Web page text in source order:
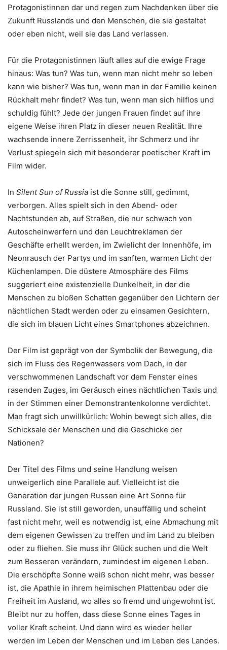
Protagonistinnen dar und regen zum Nachdenken über die
Zukunft Russlands und den Menschen, die sie gestaltet
oder eben nicht, weil sie das Land verlassen.
Für die Protagonistinnen läuft alles auf die ewige Frage
hinaus: Was tun? Was tun, wenn man nicht mehr so leben
kann wie bisher? Was tun, wenn man in der Familie keinen
Rückhalt mehr findet? Was tun, wenn man sich hilflos und
schuldig fühlt? Jede der jungen Frauen findet auf ihre
eigene Weise ihren Platz in dieser neuen Realität. Ihre
wachsende innere Zerrissenheit, ihr Schmerz und ihr
Verlust spiegeln sich mit besonderer poetischer Kraft im
Film wider.
In Silent Sun of Russia ist die Sonne still, gedimmt,
verborgen. Alles spielt sich in den Abend- oder
Nachtstunden ab, auf Straßen, die nur schwach von
Autoscheinwerfern und den Leuchtreklamen der
Geschäfte erhellt werden, im Zwielicht der Innenhöfe, im
Neonrausch der Partys und im sanften, warmen Licht der
Küchenlampen. Die düstere Atmosphäre des Films
suggeriert eine existenzielle Dunkelheit, in der die
Menschen zu bloßen Schatten gegenüber den Lichtern der
nächtlichen Stadt werden oder zu einsamen Gesichtern,
die sich im blauen Licht eines Smartphones abzeichnen.
Der Film ist geprägt von der Symbolik der Bewegung, die
sich im Fluss des Regenwassers vom Dach, in der
verschwommenen Landschaft vor dem Fenster eines
rasenden Zuges, im Geräusch eines nächtlichen Taxis und
in der Stimmen einer Demonstrantenkolonne verdichtet.
Man fragt sich unwillkürlich: Wohin bewegt sich alles, die
Schicksale der Menschen und die Geschicke der
Nationen?
Der Titel des Films und seine Handlung weisen
unweigerlich eine Parallele auf. Vielleicht ist die
Generation der jungen Russen eine Art Sonne für
Russland. Sie ist still geworden, unauffällig und scheint
fast nicht mehr, weil es notwendig ist, eine Abmachung mit
dem eigenen Gewissen zu treffen und im Land zu bleiben
oder zu fliehen. Sie muss ihr Glück suchen und die Welt
zum Besseren verändern, zumindest im eigenen Leben.
Die erschöpfte Sonne weiß schon nicht mehr, was besser
ist, die Apathie in ihrem heimischen Plattenbau oder die
Freiheit im Ausland, wo alles so fremd und ungewohnt ist.
Bleibt nur zu hoffen, dass diese Sonne eines Tages in
voller Kraft scheint. Und dann wird es wieder heller
werden im Leben der Menschen und im Leben des Landes.